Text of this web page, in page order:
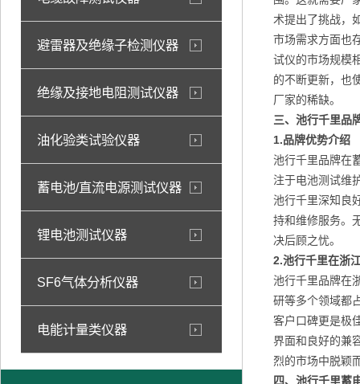
避雷器及绝缘子检测仪器
绝缘及接地电阻测试仪器
油化验类试验仪器
蓄电池/直流电源测试仪器
锂电池测试仪器
SF6气体分析仪器
电能计量类仪器
术提出了挑战，
市场需求方面也
试仪的市场规模
的不断更新，也
厂家的稀缺。
三、池行千里品
1.品牌优势介绍
池行千里品牌在
注于电池测试维
池行千里深知良
持和维修服务。
决后顾之忧。
2.池行千里在浙
池行千里品牌在
研等多个领域都
客户口碑更是极
界面和良好的兼
烈的市场中脱颖
四、池行千里蓄